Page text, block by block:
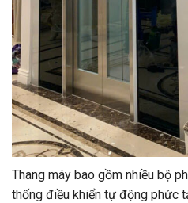
Thang máy bao gồm nhiều bộ
thống điều khiển tự động phức